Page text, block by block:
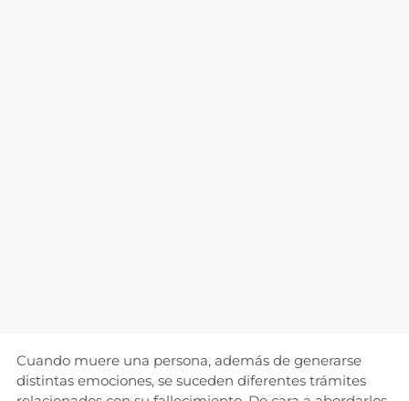
Cuando muere una persona, además de generarse
distintas emociones, se suceden diferentes trámites